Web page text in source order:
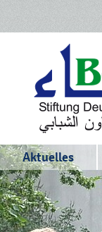
Aktuelles